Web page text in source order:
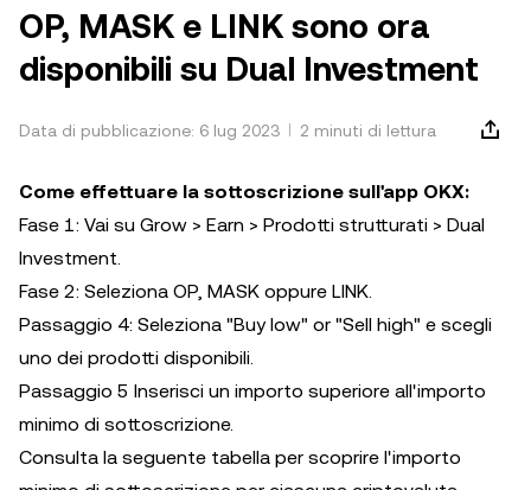
OP, MASK e LINK sono ora
disponibili su Dual Investment
Data di pubblicazione: 6 lug 2023 2 minuti di lettura
Come effettuare la sottoscrizione sull'app OKX:
Fase 1: Vai su Grow > Earn > Prodotti strutturati > Dual
Investment.
Fase 2: Seleziona OP, MASK oppure LINK.
Passaggio 4: Seleziona "Buy low" or "Sell high" e scegli
uno dei prodotti disponibili.
Passaggio 5 Inserisci un importo superiore all'importo
minimo di sottoscrizione.
Consulta la seguente tabella per scoprire l'importo